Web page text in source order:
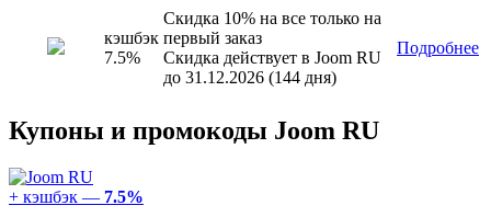
кэшбэк
7.5%
Скидка 10% на все только на
первый заказ
Скидка действует в Joom RU
до 31.12.2026 (144 дня)
Подробнее
Купоны и промокоды Joom RU
+ кэшбэк — 7.5%